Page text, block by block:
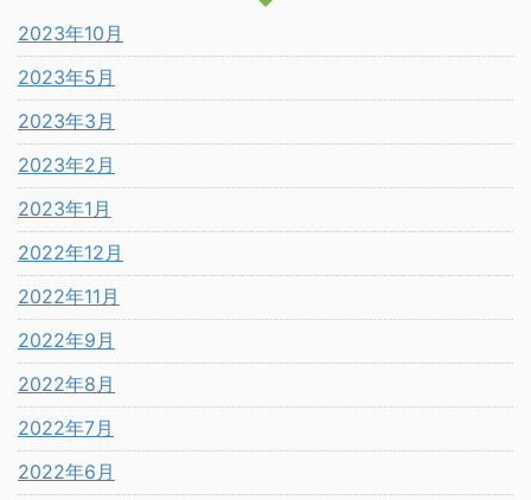
2023年10月
2023年5月
2023年3月
2023年2月
2023年1月
2022年12月
2022年11月
2022年9月
2022年8月
2022年7月
2022年6月